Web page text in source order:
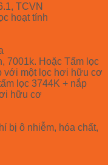
TCVN
hoạt tính
7001k. Hoặc Tấm lọc
với một lọc hơi hữu cơ
lọc 3744K + nắp
hữu cơ
bị ô nhiễm, hóa chất,